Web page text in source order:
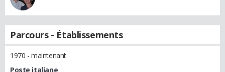
Parcours - Établissements
1970 - maintenant
Poste italiane